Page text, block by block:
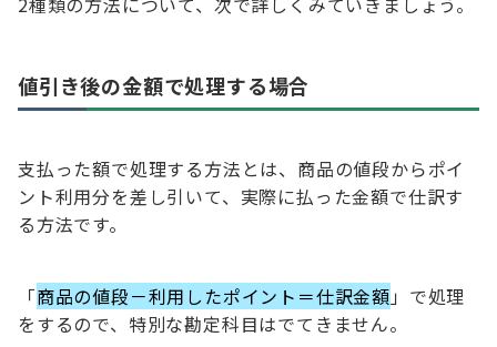
値引き後の金額で処理する場合
支払った額で処理する方法とは、商品の値段からポイ
ント利用分を差し引いて、実際に払った金額で仕訳す
る方法です。
「商品の値段－利用したポイント＝仕訳金額 」で処理
をするので、特別な勘定科目はでてきません。